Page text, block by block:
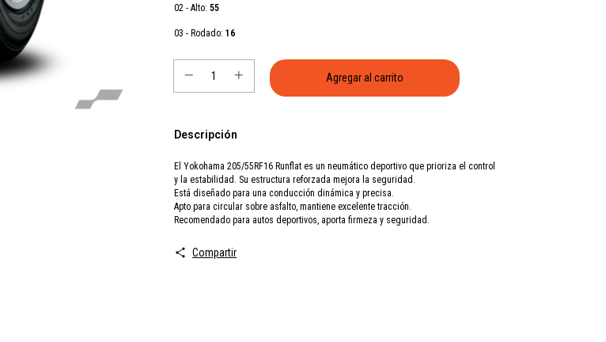
02 - Alto: 55
03 - Rodado: 16
Descripción
El Yokohama 205/55RF16 Runflat es un neumático deportivo que prioriza el control
y la estabilidad. Su estructura reforzada mejora la seguridad.
Está diseñado para una conducción dinámica y precisa.
Apto para circular sobre asfalto, mantiene excelente tracción.
Recomendado para autos deportivos, aporta firmeza y seguridad.
Compartir